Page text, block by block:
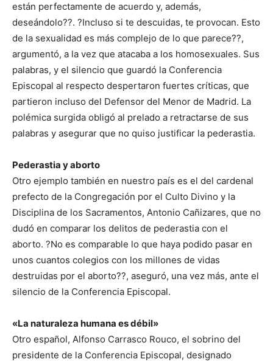
están perfectamente de acuerdo y, además,
deseándolo??. ?Incluso si te descuidas, te provocan. Esto
de la sexualidad es más complejo de lo que parece??,
argumentó, a la vez que atacaba a los homosexuales. Sus
palabras, y el silencio que guardó la Conferencia
Episcopal al respecto despertaron fuertes críticas, que
partieron incluso del Defensor del Menor de Madrid. La
polémica surgida obligó al prelado a retractarse de sus
palabras y asegurar que no quiso justificar la pederastia.
Pederastia y aborto
Otro ejemplo también en nuestro país es el del cardenal
prefecto de la Congregación por el Culto Divino y la
Disciplina de los Sacramentos, Antonio Cañizares, que no
dudó en comparar los delitos de pederastia con el
aborto. ?No es comparable lo que haya podido pasar en
unos cuantos colegios con los millones de vidas
destruidas por el aborto??, aseguró, una vez más, ante el
silencio de la Conferencia Episcopal.
«La naturaleza humana es débil»
Otro español, Alfonso Carrasco Rouco, el sobrino del
presidente de la Conferencia Episcopal, designado